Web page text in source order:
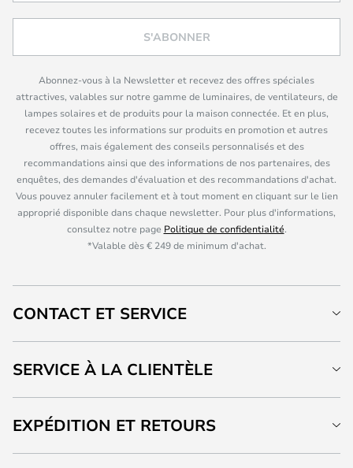
S'ABONNER
Abonnez-vous à la Newsletter et recevez des offres spéciales
attractives, valables sur notre gamme de luminaires, de ventilateurs, de
lampes solaires et de produits pour la maison connectée. Et en plus,
recevez toutes les informations sur produits en promotion et autres
offres, mais également des conseils personnalisés et des
recommandations ainsi que des informations de nos partenaires, des
enquêtes, des demandes d'évaluation et des recommandations d'achat.
Vous pouvez annuler facilement et à tout moment en cliquant sur le lien
approprié disponible dans chaque newsletter. Pour plus d'informations,
consultez notre page Politique de confidentialité.
*Valable dès € 249 de minimum d'achat.
CONTACT ET SERVICE
SERVICE À LA CLIENTÈLE
EXPÉDITION ET RETOURS